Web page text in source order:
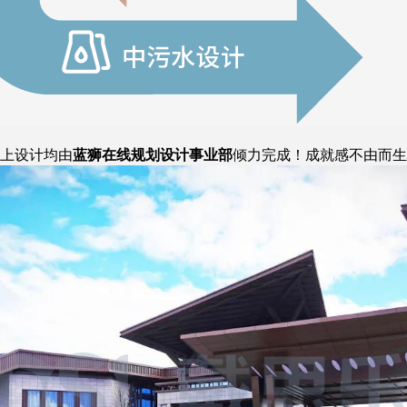
设计均由蓝狮在线规划设计事业部倾力完成！成就感不由而